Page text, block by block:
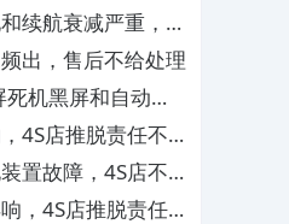
续航衰减严重，厂
出，售后不给处理
机黑屏和自动重
4S店推脱责任不
置故障，4S店不
，4S店推脱责任